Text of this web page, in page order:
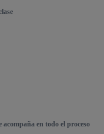
en todo el proceso